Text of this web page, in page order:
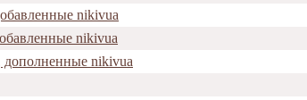
nikivua
nikivua
дополненные nikivua